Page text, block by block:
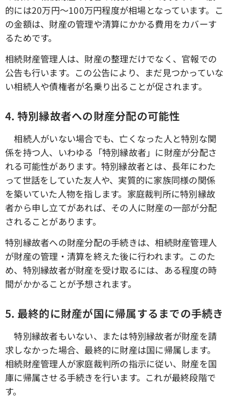
的には20万円〜100万円程度が相場となっています。こ
の金額は、財産の管理や清算にかかる費用をカバーす
るためです。
相続財産管理人は、財産の整理だけでなく、官報での
公告も行います。この公告により、まだ見つかっていな
い相続人や債権者が名乗り出ることが促されます。
4. 特別縁故者への財産分配の可能性
相続人がいない場合でも、亡くなった人と特別な関
係を持つ人、いわゆる「特別縁故者」に財産が分配さ
れる可能性があります。特別縁故者とは、長年にわた
って世話をしていた友人や、実質的に家族同様の関係
を築いていた人物を指します。家庭裁判所に特別縁故
者から申し立てがあれば、その人に財産の一部が分配
されることがあります。
特別縁故者への財産分配の手続きは、相続財産管理人
が財産の管理・清算を終えた後に行われます。このた
め、特別縁故者が財産を受け取るには、ある程度の時
間がかかることが予想されます。
5. 最終的に財産が国に帰属するまでの手続き
特別縁故者もいない、または特別縁故者が財産を請
求しなかった場合、最終的に財産は国に帰属します。
相続財産管理人が家庭裁判所の指示に従い、財産を国
庫に帰属させる手続きを行います。これが最終段階で
す。